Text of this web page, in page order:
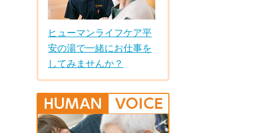
ヒューマンライフケア平
安の湯で一緒にお仕事を
してみませんか？